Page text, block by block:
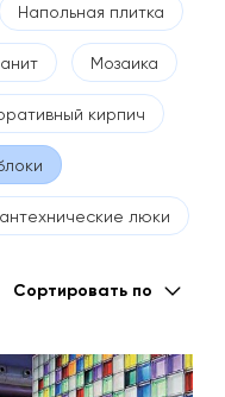
Напольная плитка
Мозаика
кирпич
люки
Сортировать по